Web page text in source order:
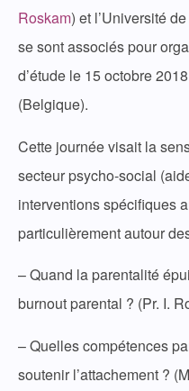
Roskam) et l’Université
se sont associés pour
d’étude le 15 octobre
(Belgique).
Cette journée visait la
secteur psycho-social
interventions spécifiques
particulièrement autour
– Quand la parentalité
burnout parental ? (Pr. I.
– Quelles compétences
soutenir l’attachement ?